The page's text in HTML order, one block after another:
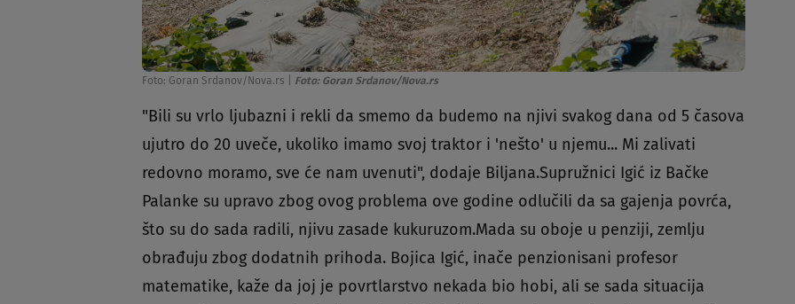
Foto: Goran Srdanov/Nova.rs Foto: Goran Srdanov/Nova.rs
"Bili su vrlo ljubazni i rekli da smemo da budemo na njivi svakog dana od 5 časova
ujutro do 20 uveče, ukoliko imamo svoj traktor i 'nešto' u njemu... Mi zalivati
redovno moramo, sve će nam uvenuti", dodaje Biljana.Supružnici Igić iz Bačke
Palanke su upravo zbog ovog problema ove godine odlučili da sa gajenja povrća,
što su do sada radili, njivu zasade kukuruzom.Mada su oboje u penziji, zemlju
obrađuju zbog dodatnih prihoda. Bojica Igić, inače penzionisani profesor
matematike, kaže da joj je povrtlarstvo nekada bio hobi, ali se sada situacija